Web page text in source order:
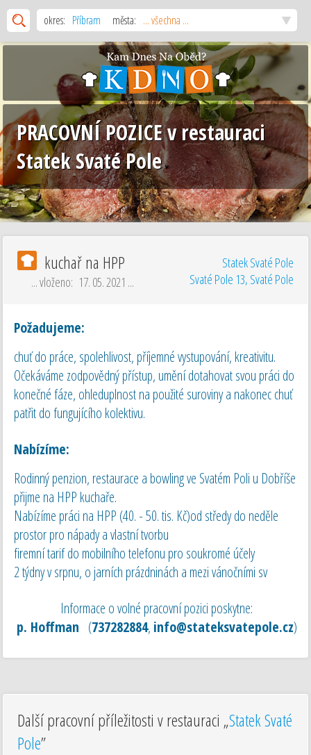
okres: Příbram města: ... všechna ...
PRACOVNÍ POZICE v restauraci
Statek Svaté Pole
kuchař na HPP
... vloženo: 17. 05. 2021 ...
Statek Svaté Pole
Svaté Pole 13, Svaté Pole
Požadujeme:
chuť do práce, spolehlivost, příjemné vystupování, kreativitu.
Očekáváme zodpovědný přístup, umění dotahovat svou práci do
konečné fáze, ohleduplnost na použité suroviny a nakonec chuť
patřit do fungujícího kolektivu.
Nabízíme:
Rodinný penzion, restaurace a bowling ve Svatém Poli u Dobříše
přijme na HPP kuchaře.
Nabízíme práci na HPP (40. - 50. tis. Kč)od středy do neděle
prostor pro nápady a vlastní tvorbu
firemní tarif do mobilního telefonu pro soukromé účely
2 týdny v srpnu, o jarních prázdninách a mezi vánočními sv
Informace o volné pracovní pozici poskytne:
p. Hoffman (737282884, info@stateksvatepole.cz)
Další pracovní příležitosti v restauraci „Statek Svaté
Pole”